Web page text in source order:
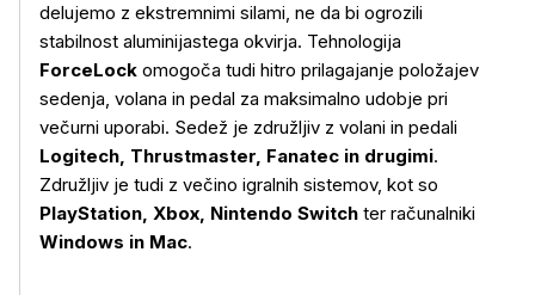
delujemo z ekstremnimi silami, ne da bi ogrozili
stabilnost aluminijastega okvirja. Tehnologija
ForceLock omogoča tudi hitro prilagajanje položajev
sedenja, volana in pedal za maksimalno udobje pri
večurni uporabi. Sedež je združljiv z volani in pedali
Logitech, Thrustmaster, Fanatec in drugimi.
Združljiv je tudi z večino igralnih sistemov, kot so
PlayStation, Xbox, Nintendo Switch ter računalniki
Windows in Mac.